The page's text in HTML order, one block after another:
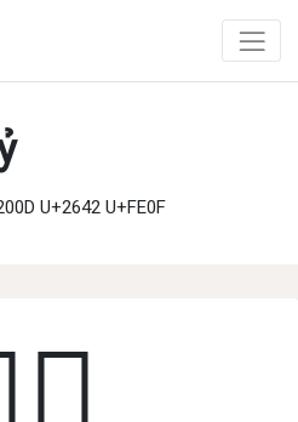
U+2642 U+FE0F